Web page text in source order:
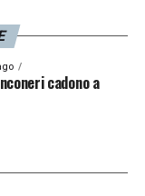
cadono a